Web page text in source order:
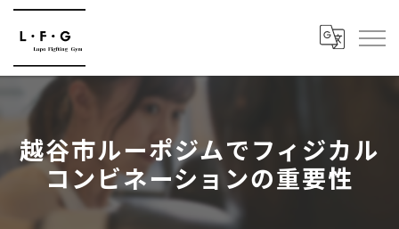
越谷市ルーポジムでフィジカル
コンビネーションの重要性